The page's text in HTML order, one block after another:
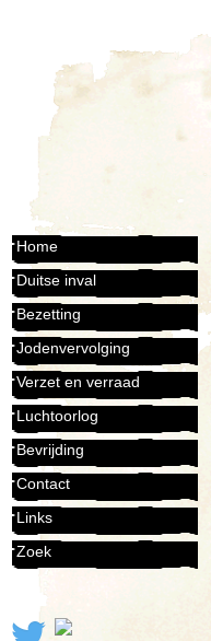
Home
Duitse inval
Bezetting
Jodenvervolging
Verzet en verraad
Luchtoorlog
Bevrijding
Contact
Links
Zoek